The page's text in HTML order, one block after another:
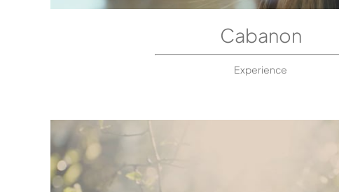
Cabanon
Experience